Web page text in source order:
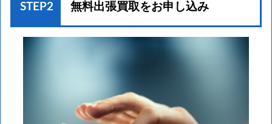
STEP2 無料出張買取をお申し込み